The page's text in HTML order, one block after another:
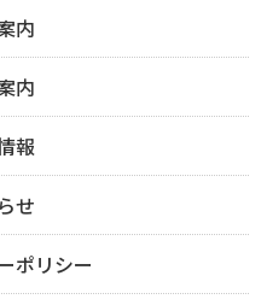
内
内
報
せ
ポリシー